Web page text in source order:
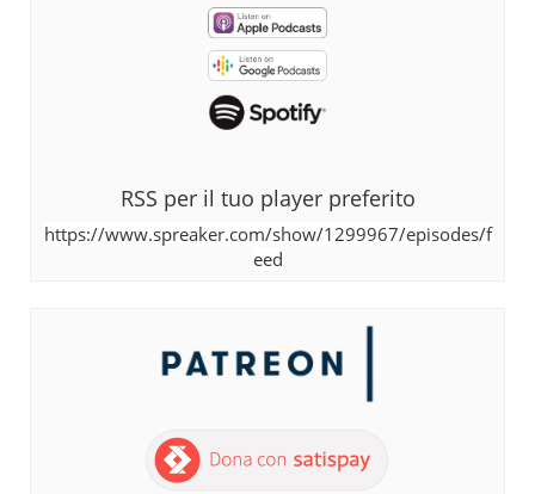
RSS per il tuo player preferito
https://www.spreaker.com/show/1299967/episodes/f
eed